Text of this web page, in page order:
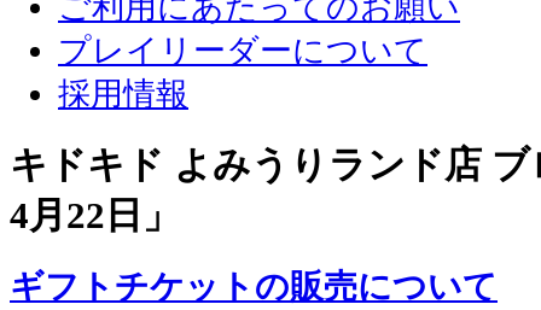
プレイリーダーについて
採用情報
キドキド よみうりランド店
4月22日 」
ギフトチケットの販売について